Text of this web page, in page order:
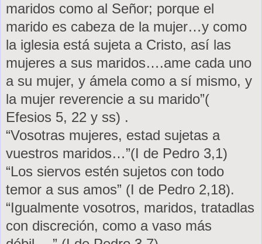
maridos como al Señor; porque el
marido es cabeza de la mujer…y como
la iglesia está sujeta a Cristo, así las
mujeres a sus maridos….ame cada uno
a su mujer, y ámela como a sí mismo, y
la mujer reverencie a su marido”(
Efesios 5, 22 y ss) .
“Vosotras mujeres, estad sujetas a
vuestros maridos…”(I de Pedro 3,1)
“Los siervos estén sujetos con todo
temor a sus amos” (I de Pedro 2,18).
“Igualmente vosotros, maridos, tratadlas
con discreción, como a vaso más